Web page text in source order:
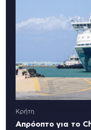
Κρήτη
Απρόοπτο για το